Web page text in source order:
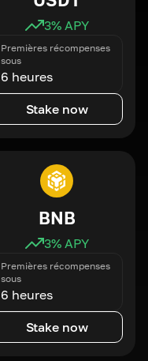
3% APY
Premières récompenses
sous
6 heures
Stake now
BNB
3% APY
Premières récompenses
sous
6 heures
Stake now